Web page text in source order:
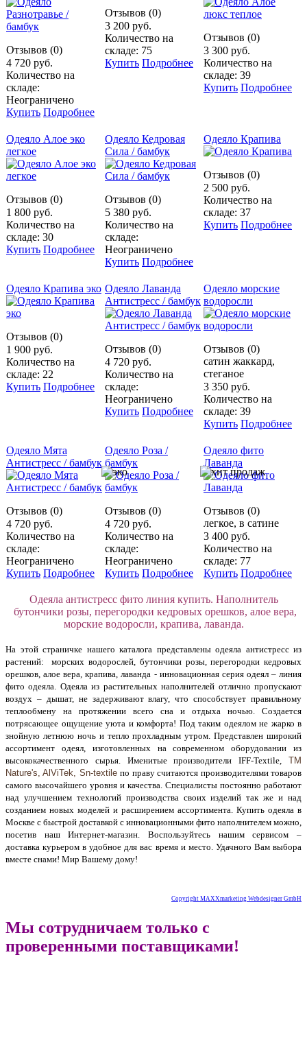
Отзывов (0)
4 720 руб.
Количество на
складе:
Неограничено
Купить Подробнее
Отзывов (0)
3 200 руб.
Количество на
складе: 75
Купить Подробнее
Отзывов (0)
3 300 руб.
Количество на
складе: 39
Купить Подробнее
Одеяло Алое эко
легкое
Отзывов (0)
1 800 руб.
Количество на
складе: 30
Купить Подробнее
Одеяло Кедровая
Сила / бамбук
Отзывов (0)
5 380 руб.
Количество на
складе:
Неограничено
Купить Подробнее
Одеяло Крапива
Отзывов (0)
2 500 руб.
Количество на
складе: 37
Купить Подробнее
Одеяло Крапива эко
Отзывов (0)
1 900 руб.
Количество на
складе: 22
Купить Подробнее
Одеяло Лаванда
Антистресс / бамбук
Отзывов (0)
4 720 руб.
Количество на
складе:
Неограничено
Купить Подробнее
Одеяло морские
водоросли
Отзывов (0)
сатин жаккард,
стеганое
3 350 руб.
Количество на
складе: 39
Купить Подробнее
Одеяло Мята
Антистресс / бамбук
Отзывов (0)
4 720 руб.
Количество на
складе:
Неограничено
Купить Подробнее
Одеяло Роза /
бамбук
Отзывов (0)
4 720 руб.
Количество на
складе:
Неограничено
Купить Подробнее
Одеяло фито
Лаванда
Отзывов (0)
легкое, в сатине
3 400 руб.
Количество на
складе: 77
Купить Подробнее
Одеяла антистресс фито линия купить. Наполнитель
бутончики розы, перегородки кедровых орешков, алое вера,
морские водоросли, крапива, лаванда.
На этой страничке нашего каталога представлены одеяла антистресс из
растений: морских водорослей, бутончики розы, перегородки кедровых
орешков, алое вера, крапива, лаванда - инновационная серия одеял – линия
фито одеяла. Одеяла из растительных наполнителей отлично пропускают
воздух – дышат, не задерживают влагу, что способствует правильному
теплообмену на протяжении всего сна и отдыха ночью. Создается
потрясающее ощущение уюта и комфорта! Под таким одеялом не жарко в
знойную летнюю ночь и тепло прохладным утром. Представлен широкий
ассортимент одеял, изготовленных на современном оборудовании из
высококачественного сырья. Именитые производители IFF-Textile, ТМ
Nature's, AlViTek, Sn-textileпо праву считаются производителями товаров
самого высочайшего уровня и качества. Специалисты постоянно работают
над улучшением технологий производства своих изделий так же и над
созданием новых моделей и расширением ассортимента. Купить одеяла в
Москве с быстрой доставкой с инновационными фито наполнителем можно,
посетив наш Интернет-магазин. Воспользуйтесь нашим сервисом –
доставка курьером в удобное для вас время и место. Удачного Вам выбора
вместе снами! Мир Вашему дому!
Copyright MAXXmarketing Webdesigner GmbH
Мы сотрудничаем только с
проверенными поставщиками!